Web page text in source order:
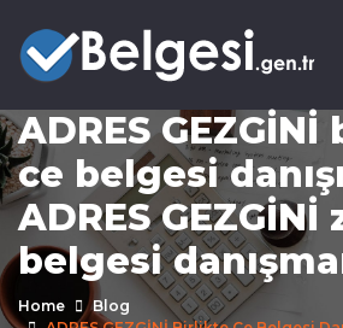
ADRES
ce belgesi
ADRES
belgesi
Home
Blog